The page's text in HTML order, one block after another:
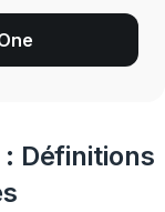
Définitions